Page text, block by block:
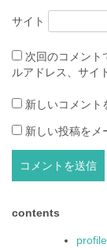
サイト
次回のコメント
ルアドレス、サイ
新しいコメント
新しい投稿をメ
contents
profile